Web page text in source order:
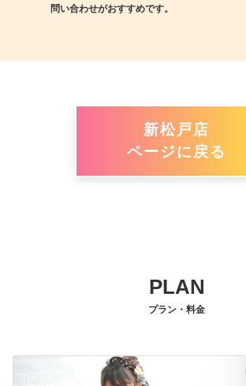
問い合わせがおすすめです。
新松戸店
ページに戻る
PLAN
プラン・料金